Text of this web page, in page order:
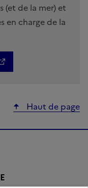
(et de la mer) et
en charge de la
Haut de page